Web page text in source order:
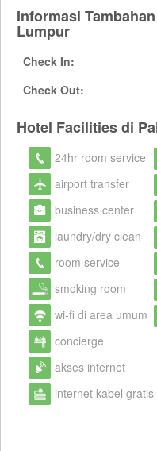
Informasi
Lumpur
Check In:
Check Out:
Hotel Facilities di
24hr room service
airport transfer
business center
laundry/dry clean
room service
smoking room
wi-fi di area umum
concierge
akses internet
internet kabel gratis